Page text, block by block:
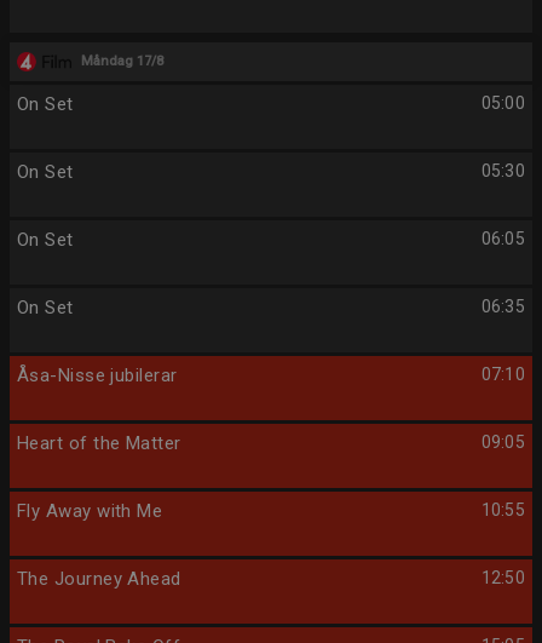
Måndag 17/8
05:00
On Set
05:30
On Set
06:05
On Set
06:35
On Set
07:10
Åsa-Nisse jubilerar
09:05
Heart of the Matter
10:55
Fly Away with Me
12:50
The Journey Ahead